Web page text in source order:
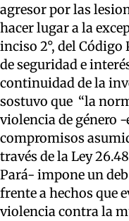
agresor por las
hacer lugar a la
inciso 2°, del
de seguridad e
continuidad de la
sostuvo que “la
violencia de género
compromisos
través de la Ley
Pará- impone un
frente a hechos que
violencia contra la